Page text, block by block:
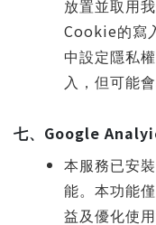
放置並取用
Cookie的寫
中設定隱私
入，但可能
七、 Google
本服務已安裝
能。本功能
益及優化使